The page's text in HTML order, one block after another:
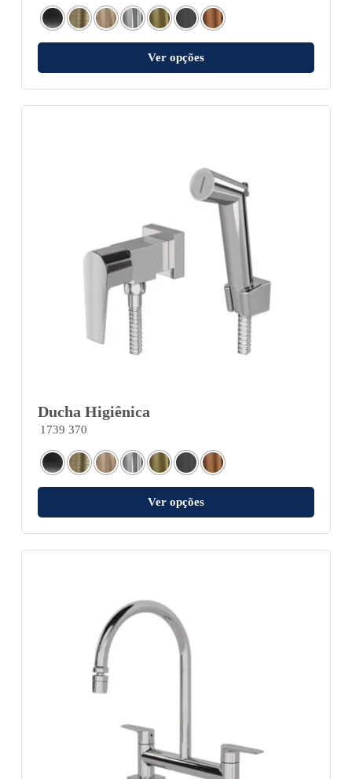
Ver opções
Ducha Higiênica
1739 370
Ver opções